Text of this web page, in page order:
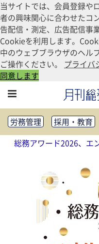
当サイトでは、会員登録や
者の興味関心に合わせたコ
告配信・測定、広告配信事
Cookieを利用します。
中のウェブブラウザのヘル
ご操作ください。 プライバ
同意します
労務管理 採用・教育
健康経営
働き方改革
法務・コンプライアンス
リスクマネジメント・BCP
社外・社内広報
社外・社内コミュニケー
FM・オフィス移転
テクノロジー活用・DX
助成金・補助金・コスト
アウトソーシング・BPO
総務アワード2026、エ